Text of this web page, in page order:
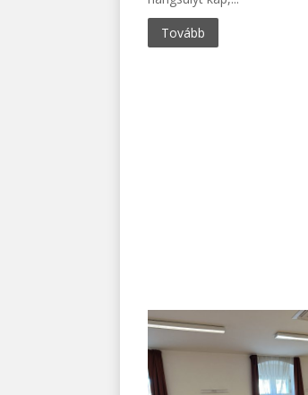
Tovább